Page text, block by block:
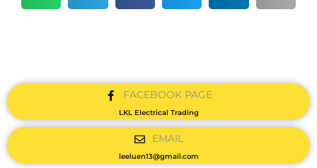
FACEBOOK PAGE
LKL Electrical Trading
EMAIL
leeluen13@gmail.com